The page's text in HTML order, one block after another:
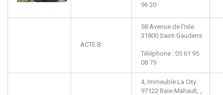
96 20
ACTE B
58 Avenue de l'Isle
31800 Saint-Gaudens
Téléphone : 05 61 95
08 79
4, Immeuble La City
97122 Baie-Mahault, ,